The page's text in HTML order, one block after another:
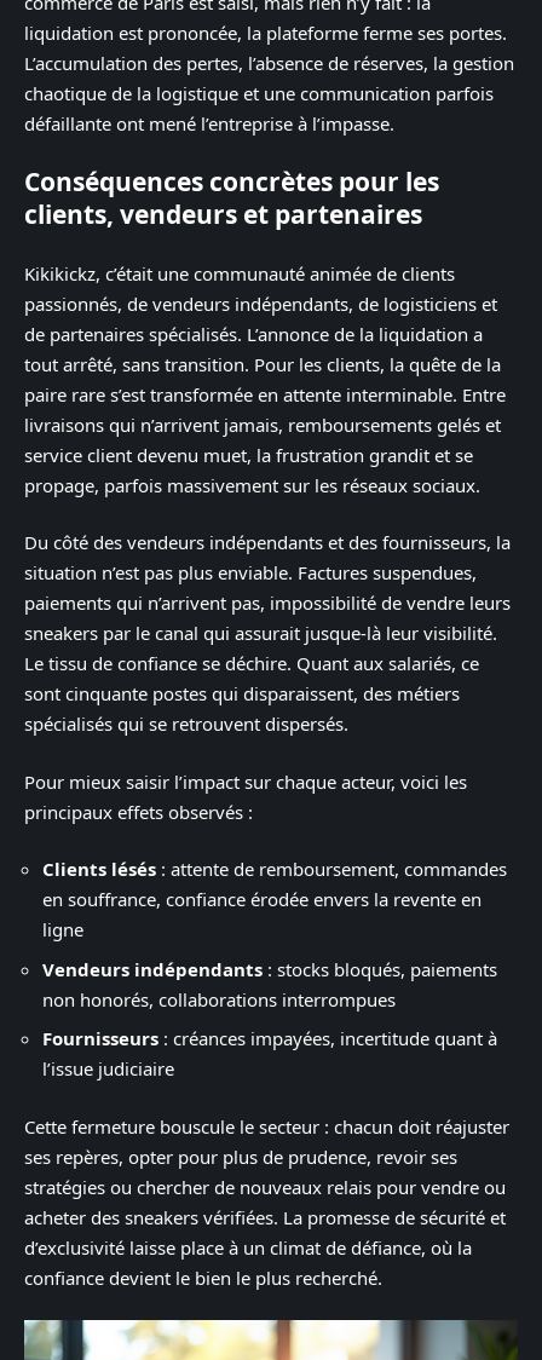
liquidation est prononcée, la plateforme ferme ses portes.
L’accumulation des pertes, l’absence de réserves, la gestion
chaotique de la logistique et une communication parfois
défaillante ont mené l’entreprise à l’impasse.
Conséquences concrètes pour les
clients, vendeurs et partenaires
Kikikickz, c’était une communauté animée de clients
passionnés, de vendeurs indépendants, de logisticiens et
de partenaires spécialisés. L’annonce de la liquidation a
tout arrêté, sans transition. Pour les clients, la quête de la
paire rare s’est transformée en attente interminable. Entre
livraisons qui n’arrivent jamais, remboursements gelés et
service client devenu muet, la frustration grandit et se
propage, parfois massivement sur les réseaux sociaux.
Du côté des vendeurs indépendants et des fournisseurs, la
situation n’est pas plus enviable. Factures suspendues,
paiements qui n’arrivent pas, impossibilité de vendre leurs
sneakers par le canal qui assurait jusque-là leur visibilité.
Le tissu de confiance se déchire. Quant aux salariés, ce
sont cinquante postes qui disparaissent, des métiers
spécialisés qui se retrouvent dispersés.
Pour mieux saisir l’impact sur chaque acteur, voici les
principaux effets observés :
Clients lésés : attente de remboursement, commandes
en souffrance, confiance érodée envers la revente en
ligne
Vendeurs indépendants : stocks bloqués, paiements
non honorés, collaborations interrompues
Fournisseurs : créances impayées, incertitude quant à
l’issue judiciaire
Cette fermeture bouscule le secteur : chacun doit réajuster
ses repères, opter pour plus de prudence, revoir ses
stratégies ou chercher de nouveaux relais pour vendre ou
acheter des sneakers vérifiées. La promesse de sécurité et
d’exclusivité laisse place à un climat de défiance, où la
confiance devient le bien le plus recherché.